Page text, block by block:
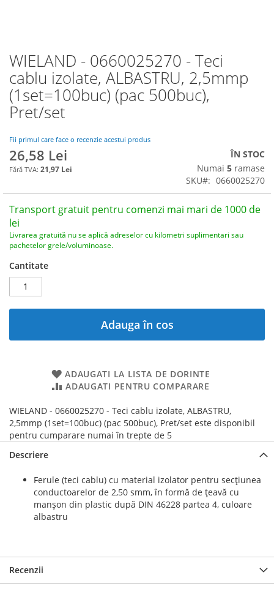
WIELAND - 0660025270 - Teci
cablu izolate, ALBASTRU, 2,5mmp
(1set=100buc) (pac 500buc),
Pret/set
Fii primul care face o recenzie acestui produs
26,58 Lei
21,97 Lei
ÎN STOC
Numai 5 ramase
SKU
0660025270
Transport gratuit pentru comenzi mai mari de 1000 de
lei
Livrarea gratuită nu se aplică adreselor cu kilometri suplimentari sau
pachetelor grele/voluminoase.
Cantitate
Adauga în cos
ADAUGATI LA LISTA DE DORINTE
ADAUGATI PENTRU COMPARARE
WIELAND - 0660025270 - Teci cablu izolate, ALBASTRU,
2,5mmp (1set=100buc) (pac 500buc), Pret/set este disponibil
pentru cumparare numai în trepte de 5
Skip
to
the
beginning
of
the
gallery
Descriere
Ferule (teci cablu) cu material izolator pentru secțiunea
conductoarelor de 2,50 smm, în formă de țeavă cu
manșon din plastic după DIN 46228 partea 4, culoare
albastru
Recenzii